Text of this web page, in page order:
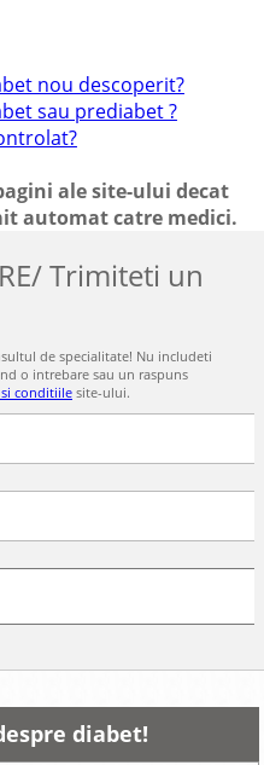
nou descoperit?
sau prediabet ?
ale site-ului decat
automat catre medici.
Trimiteti un
de specialitate! Nu includeti
o intrebare sau un raspuns
conditiile site-ului.
diabet!